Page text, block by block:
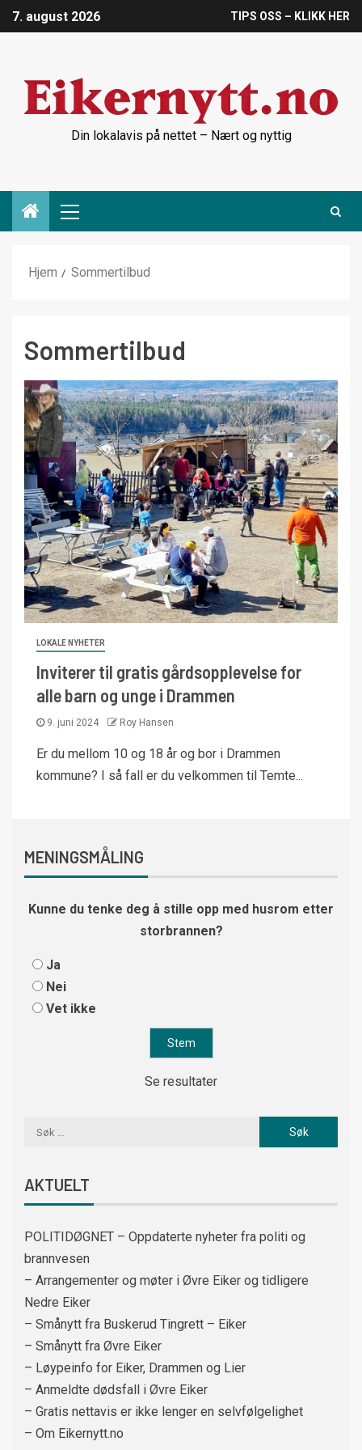
7. august 2026 TIPS OSS – KLIKK HER
Din lokalavis på nettet – Nært og nyttig
Hjem Sommertilbud
Sommertilbud
LOKALE NYHETER
Inviterer til gratis gårdsopplevelse for
alle barn og unge i Drammen
9. juni 2024 Roy Hansen
Er du mellom 10 og 18 år og bor i Drammen
kommune? I så fall er du velkommen til Temte...
MENINGSMÅLING
Kunne du tenke deg å stille opp med husrom etter
storbrannen?
Ja
Nei
Vet ikke
Se resultater
AKTUELT
POLITIDØGNET – Oppdaterte nyheter fra politi og
brannvesen
– Arrangementer og møter i Øvre Eiker og tidligere
Nedre Eiker
– Smånytt fra Buskerud Tingrett – Eiker
– Smånytt fra Øvre Eiker
– Løypeinfo for Eiker, Drammen og Lier
– Anmeldte dødsfall i Øvre Eiker
– Gratis nettavis er ikke lenger en selvfølgelighet
– Om Eikernytt.no